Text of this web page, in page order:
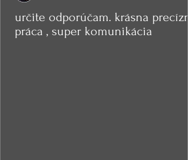
určite odporúčam. krásna
práca , super komunikácia